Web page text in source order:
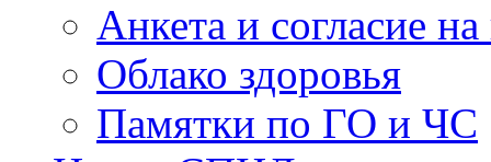
Анкета и согласие
Облако здоровья
Памятки по ГО и ЧС